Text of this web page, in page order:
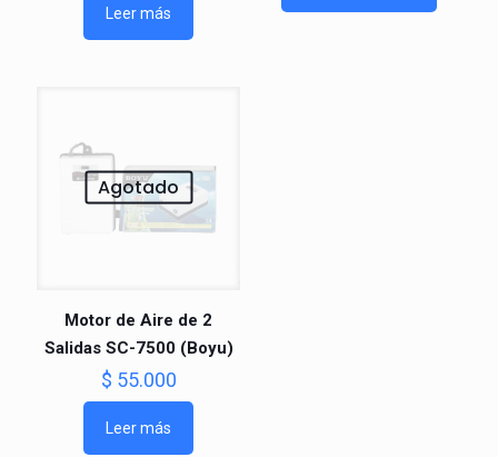
Leer más
Agotado
Motor de Aire de 2
Salidas SC-7500 (Boyu)
$ 55.000
Leer más